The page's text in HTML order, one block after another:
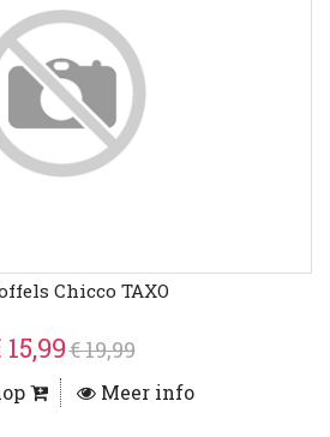
Chicco TAXO
15,99€ 19,99
Meer info